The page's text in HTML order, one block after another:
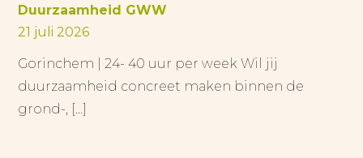
Duurzaamheid GWW
21 juli 2026
Gorinchem | 24- 40 uur per week Wil jij
duurzaamheid concreet maken binnen de
grond-, […]